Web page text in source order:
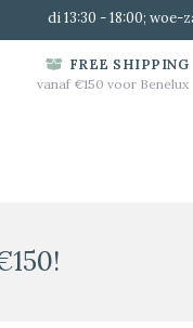
di 13:30 - 18:00; woe-
FREE SHIPPING
vanaf €150 voor Benelux